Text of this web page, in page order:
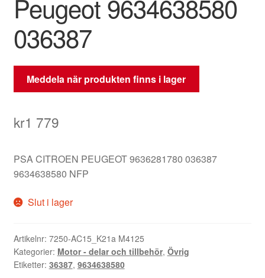
Peugeot 9634638580
036387
Meddela när produkten finns i lager
kr1 779
PSA CITROEN PEUGEOT 9636281780 036387
9634638580 NFP
Slut i lager
Artikelnr: 7250-AC15_K21a M4125
Kategorier: Motor - delar och tillbehör, Övrig
Etiketter: 36387, 9634638580